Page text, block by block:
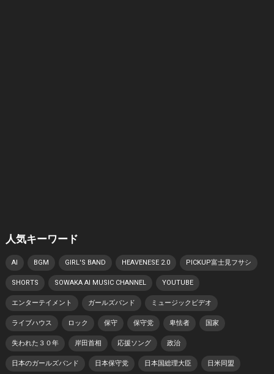
人気キーワード
AI BGM GIRL'S BAND HEAVENESE 2.0 PICKUP富士見フサシ
SHORTS SOWAKA AI MUSIC CHANNEL YOUTUBE
エンターテイメント ガールズバンド ミュージックビデオ
ライブハウス ロック 保守 保守党 卑怯者 国家
失われた３０年 岸田首相 応援ソング 政治
日本のガールズバンド 日本保守党 日本国総理大臣 日米同盟